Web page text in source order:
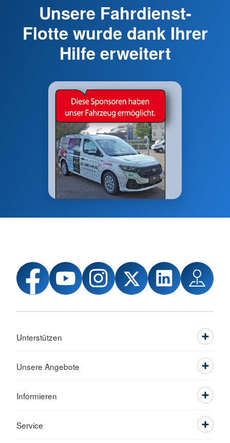
Unsere Fahrdienst-
Flotte wurde dank Ihrer
Hilfe erweitert
Unterstützen
Unsere Angebote
Informieren
Service